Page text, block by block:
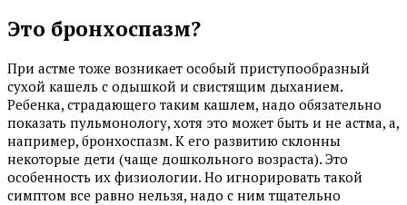
Это бронхоспазм?
При астме тоже возникает особый приступообразный
сухой кашель с одышкой и свистящим дыханием.
Ребенка, страдающего таким кашлем, надо обязательно
показать пульмонологу, хотя это может быть и не астма, а,
например, бронхоспазм. К его развитию склонны
некоторые дети (чаще дошкольного возраста). Это
особенность их физиологии. Но игнорировать такой
симптом все равно нельзя, надо с ним тщательно